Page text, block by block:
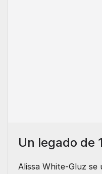
Un legado de
Alissa White-Gluz se